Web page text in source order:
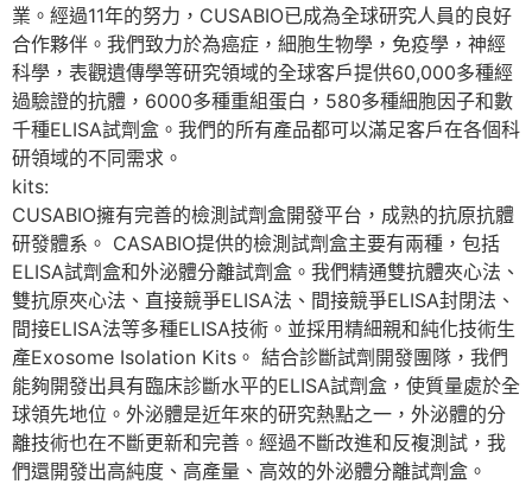
業。經過11年的努力，CUSABIO已成為全球研究人員的良好
合作夥伴。我們致力於為癌症，細胞生物學，免疫學，神經
科學，表觀遺傳學等研究領域的全球客戶提供60,000多種經
過驗證的抗體，6000多種重組蛋白，580多種細胞因子和數
千種ELISA試劑盒。我們的所有產品都可以滿足客戶在各個科
研領域的不同需求。
kits:
CUSABIO擁有完善的檢測試劑盒開發平台，成熟的抗原抗體
研發體系。 CASABIO提供的檢測試劑盒主要有兩種，包括
ELISA試劑盒和外泌體分離試劑盒。我們精通雙抗體夾心法、
雙抗原夾心法、直接競爭ELISA法、間接競爭ELISA封閉法、
間接ELISA法等多種ELISA技術。並採用精細親和純化技術生
產Exosome Isolation Kits。 結合診斷試劑開發團隊，我們
能夠開發出具有臨床診斷水平的ELISA試劑盒，使質量處於全
球領先地位。外泌體是近年來的研究熱點之一，外泌體的分
離技術也在不斷更新和完善。經過不斷改進和反複測試，我
們還開發出高純度、高產量、高效的外泌體分離試劑盒。